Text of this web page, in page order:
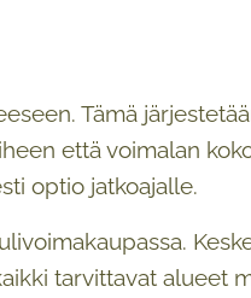
Tämä
että voimalan
optio jatkoajalle.
tarvittavat alueet